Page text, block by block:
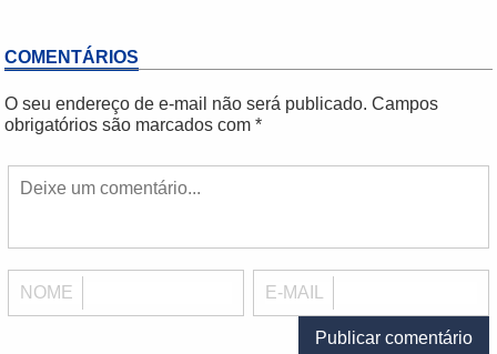
COMENTÁRIOS
O seu endereço de e-mail não será publicado. Campos
obrigatórios são marcados com *
NOME E-MAIL